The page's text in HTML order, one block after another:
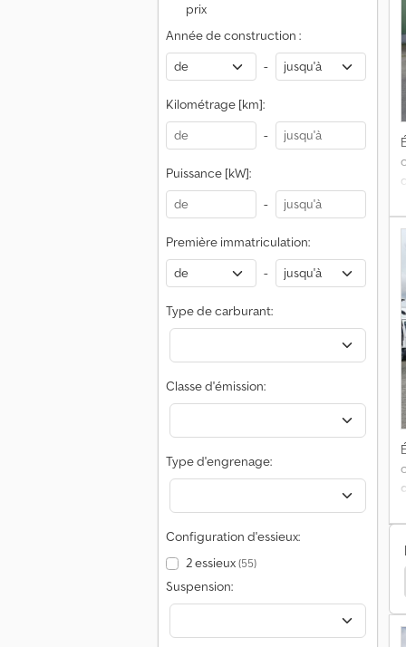
prix
Année de construction :
-
Kilométrage [km]:
-
Puissance [kW]:
-
Première immatriculation:
-
Type de carburant:
Classe d'émission:
Type d'engrenage:
Configuration d'essieux:
2 essieux(55)
Suspension:
Kögel Benne À Bâche